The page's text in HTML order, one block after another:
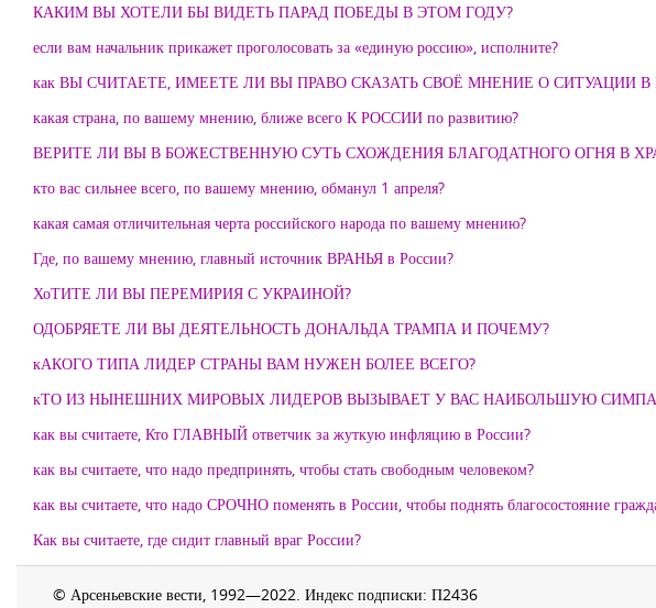
КАКИМ ВЫ ХОТЕЛИ БЫ ВИДЕТЬ ПАРАД ПОБЕДЫ В ЭТОМ ГОДУ?
если вам начальник прикажет проголосовать за «единую россию», исполните?
как ВЫ СЧИТАЕТЕ, ИМЕЕТЕ ЛИ ВЫ ПРАВО СКАЗАТЬ СВОЁ МНЕНИЕ О СИТУАЦИИ В
какая страна, по вашему мнению, ближе всего К РОССИИ по развитию?
ВЕРИТЕ ЛИ ВЫ В БОЖЕСТВЕННУЮ СУТЬ СХОЖДЕНИЯ БЛАГОДАТНОГО ОГНЯ В
кто вас сильнее всего, по вашему мнению, обманул 1 апреля?
какая самая отличительная черта российского народа по вашему мнению?
Где, по вашему мнению, главный источник ВРАНЬЯ в России?
ХоТИТЕ ЛИ ВЫ ПЕРЕМИРИЯ С УКРАИНОЙ?
ОДОБРЯЕТЕ ЛИ ВЫ ДЕЯТЕЛЬНОСТЬ ДОНАЛЬДА ТРАМПА И ПОЧЕМУ?
кАКОГО ТИПА ЛИДЕР СТРАНЫ ВАМ НУЖЕН БОЛЕЕ ВСЕГО?
кТО ИЗ НЫНЕШНИХ МИРОВЫХ ЛИДЕРОВ ВЫЗЫВАЕТ У ВАС НАИБОЛЬШУЮ
как вы считаете, Кто ГЛАВНЫЙ ответчик за жуткую инфляцию в России?
как вы считаете, что надо предпринять, чтобы стать свободным человеком?
как вы считаете, что надо СРОЧНО поменять в России, чтобы поднять благосостояние
Как вы считаете, где сидит главный враг России?
© Арсеньевские вести, 1992—2022. Индекс подписки: П2436